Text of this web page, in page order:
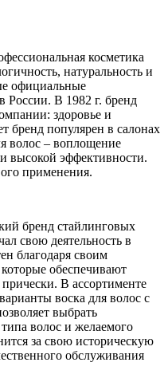
косметика
натуральность и
официальные
России. В 1982 г. бренд
здоровье и
бренд популярен в салонах
волос – воплощение
высокой эффективности.
применения.
бренд стайлинговых
свою деятельность в
благодаря своим
обеспечивают
В ассортименте
воска для волос с
выбрать
волос и желаемого
за свою историческую
обслуживания